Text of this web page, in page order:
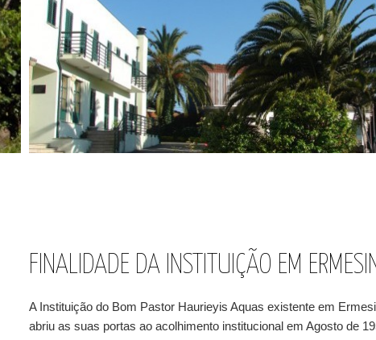
FINALIDADE DA INSTITUIÇÃO EM
A Instituição do Bom Pastor Haurieyis Aquas existente em
abriu as suas portas ao acolhimento institucional em Agosto de